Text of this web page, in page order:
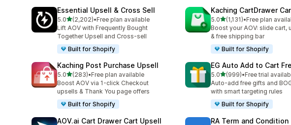
Essential Upsell & Cross Sell
5.0เต็ม 5 ดาว
(2,202)
ทั้งหมด 2202 รีวิว
•Free plan available
Lift AOV with Frequently Bought
Together Upsell and Cross-sell
Built for Shopify
Kaching CartDrawer
5.0เต็ม 5 ดาว
(1,131)
ทั้งหมด 1131 รีวิว
•Free plan
Boost your AOV: slide cart,
& free shipping bar
Built for Shopify
Kaching Post Purchase Upsell
5.0เต็ม 5 ดาว
(283)
ทั้งหมด 283 รีวิว
•Free plan available
Boost AOV via 1-click Checkout
upsells & Thank You page offers
Built for Shopify
EG Auto Add to Cart
5.0เต็ม 5 ดาว
(999)
ทั้งหมด 999 รีวิว
•Free trial
Auto-add free gifts and
with smart targeting rules
Built for Shopify
AOV.ai Cart Drawer Cart Upsell
RA Term and Condition